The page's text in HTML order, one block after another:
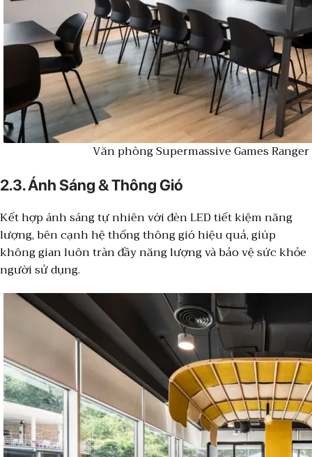
Văn phòng Supermassive Games
2.3. Ánh Sáng & Thông Gió
Kết hợp ánh sáng tự nhiên với đèn LED tiết kiệm năng
lượng, bên cạnh hệ thống thông gió hiệu quả, giúp
không gian luôn tràn đầy năng lượng và bảo vệ sức khỏe
người sử dụng.